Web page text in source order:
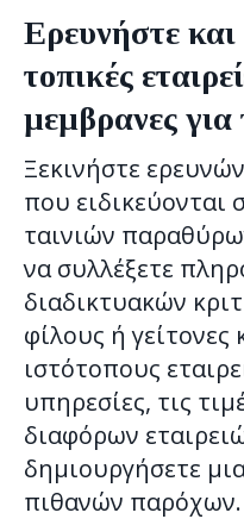
Ερευνήστε και
τοπικές
μεμβρανες για
Ξεκινήστε
που ειδικεύονται
ταινιών
να συλλέξετε
διαδικτυακών
φίλους ή γείτονες
ιστότοπους
υπηρεσίες, τις
διαφόρων
δημιουργήσετε
πιθανών παρόχων.